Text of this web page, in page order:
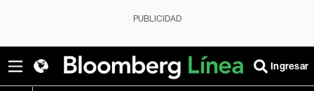
PUBLICIDAD
Ingresar